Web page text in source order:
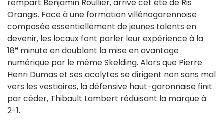
rempart Benjamin Roullier, arrivé cet été de Ris
Orangis. Face à une formation villénogarennoise
composée essentiellement de jeunes talents en
devenir, les locaux font parler leur expérience à la
18e minute en doublant la mise en avantage
numérique par le même Skelding. Alors que Pierre
Henri Dumas et ses acolytes se dirigent non sans mal
vers les vestiaires, la défensive haut-garonnaise finit
par céder, Thibault Lambert réduisant la marque à
2-1.